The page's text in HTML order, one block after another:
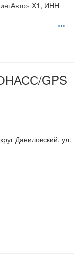
X1, ИНН
GPS
Даниловский, ул.